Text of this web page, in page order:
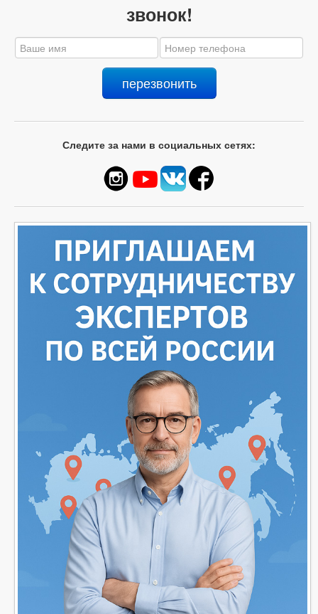
звонок!
Следите за нами в социальных сетях: